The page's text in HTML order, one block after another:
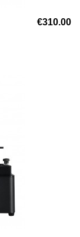
€310.00